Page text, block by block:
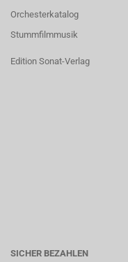
Orchesterkatalog
Stummfilmmusik
Edition Sonat-Verlag
SICHER BEZAHLEN